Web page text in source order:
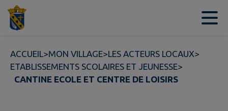
Contenu
ACCUEIL>MON VILLAGE>LES ACTEURS LOCAUX>
ETABLISSEMENTS SCOLAIRES ET JEUNESSE>
CANTINE ECOLE ET CENTRE DE LOISIRS